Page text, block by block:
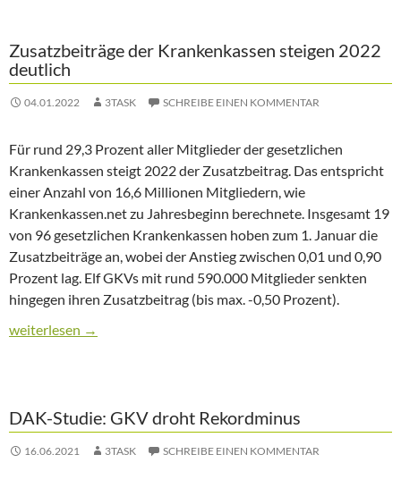
Zusatzbeiträge der Krankenkassen steigen 2022
deutlich
04.01.2022 3TASK SCHREIBE EINEN KOMMENTAR
Für rund 29,3 Prozent aller Mitglieder der gesetzlichen
Krankenkassen steigt 2022 der Zusatzbeitrag. Das entspricht
einer Anzahl von 16,6 Millionen Mitgliedern, wie
Krankenkassen.net zu Jahresbeginn berechnete. Insgesamt 19
von 96 gesetzlichen Krankenkassen hoben zum 1. Januar die
Zusatzbeiträge an, wobei der Anstieg zwischen 0,01 und 0,90
Prozent lag. Elf GKVs mit rund 590.000 Mitglieder senkten
hingegen ihren Zusatzbeitrag (bis max. -0,50 Prozent).
Zusatzbeiträge der Krankenkassen steigen 2022 deutlich
weiterlesen →
DAK-Studie: GKV droht Rekordminus
16.06.2021 3TASK SCHREIBE EINEN KOMMENTAR